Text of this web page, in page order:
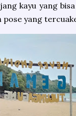
kayu yang
yang